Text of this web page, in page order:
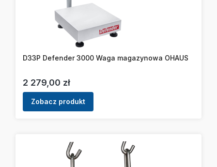
D33P Defender 3000 Waga magazynowa OHAUS
Cena
2 279,00 zł
Zobacz produkt